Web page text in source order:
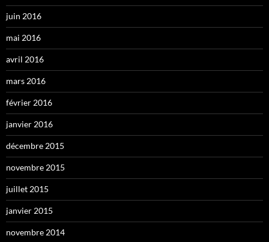
juin 2016
mai 2016
avril 2016
mars 2016
février 2016
janvier 2016
décembre 2015
novembre 2015
juillet 2015
janvier 2015
novembre 2014